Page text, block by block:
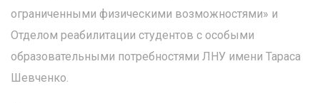
ограниченными физическими возможностями» и
Отделом реабилитации студентов с особыми
образовательными потребностями ЛНУ имени Тараса
Шевченко.